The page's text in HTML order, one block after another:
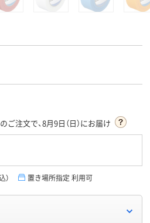
ご注文で、8月9日（日）にお届け
） 置き場所指定 利用可